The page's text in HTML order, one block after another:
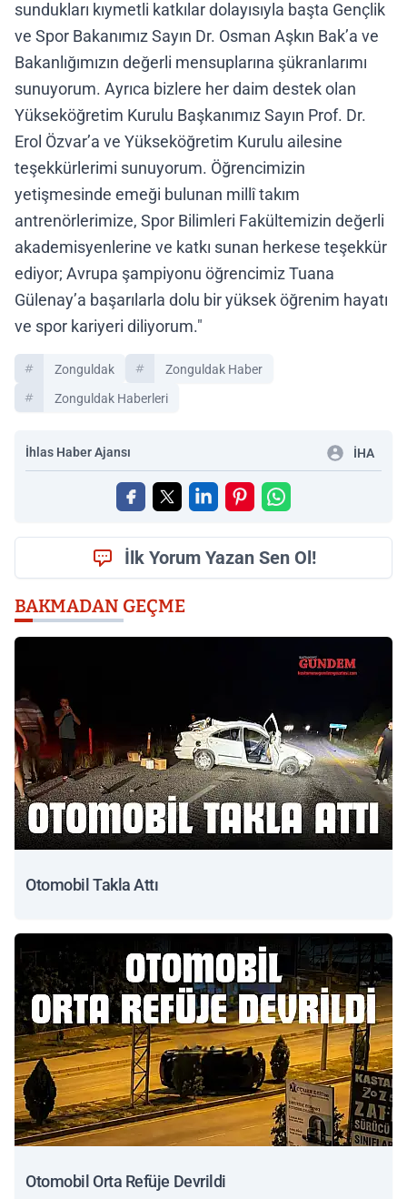
sundukları kıymetli katkılar dolayısıyla başta Gençlik
ve Spor Bakanımız Sayın Dr. Osman Aşkın Bak’a ve
Bakanlığımızın değerli mensuplarına şükranlarımı
sunuyorum. Ayrıca bizlere her daim destek olan
Yükseköğretim Kurulu Başkanımız Sayın Prof. Dr.
Erol Özvar’a ve Yükseköğretim Kurulu ailesine
teşekkürlerimi sunuyorum. Öğrencimizin
yetişmesinde emeği bulunan millî takım
antrenörlerimize, Spor Bilimleri Fakültemizin değerli
akademisyenlerine ve katkı sunan herkese teşekkür
ediyor; Avrupa şampiyonu öğrencimiz Tuana
Gülenay’a başarılarla dolu bir yüksek öğrenim hayatı
ve spor kariyeri diliyorum."
Zonguldak
Zonguldak Haber
Zonguldak Haberleri
İhlas Haber Ajansı İHA
İlk Yorum Yazan Sen Ol!
BAKMADAN GEÇME
Otomobil Takla Attı
Otomobil Orta Refüje Devrildi